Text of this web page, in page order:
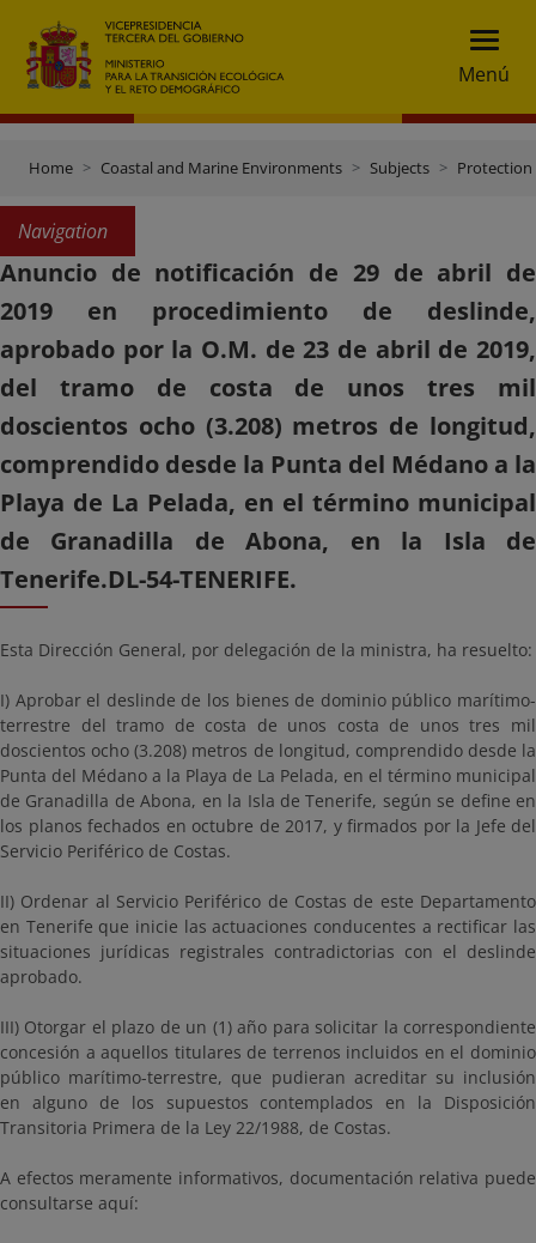
Menú
Home Coastal and Marine Environments Subjects
Navigation
Anuncio de notificación de 29 de abril de
2019 en procedimiento de deslinde,
aprobado por la O.M. de 23 de abril de 2019,
del tramo de costa de unos tres mil
doscientos ocho (3.208) metros de longitud,
comprendido desde la Punta del Médano a la
Playa de La Pelada, en el término municipal
de Granadilla de Abona, en la Isla de
Tenerife.DL-54-TENERIFE.
Esta Dirección General, por delegación de la ministra, ha resuelto:
I) Aprobar el deslinde de los bienes de dominio público marítimo-
terrestre del tramo de costa de unos costa de unos tres mil
doscientos ocho (3.208) metros de longitud, comprendido desde la
Punta del Médano a la Playa de La Pelada, en el término municipal
de Granadilla de Abona, en la Isla de Tenerife, según se define en
los planos fechados en octubre de 2017, y firmados por la Jefe del
Servicio Periférico de Costas.
II) Ordenar al Servicio Periférico de Costas de este Departamento
en Tenerife que inicie las actuaciones conducentes a rectificar las
situaciones jurídicas registrales contradictorias con el deslinde
aprobado.
III) Otorgar el plazo de un (1) año para solicitar la correspondiente
concesión a aquellos titulares de terrenos incluidos en el dominio
público marítimo-terrestre, que pudieran acreditar su inclusión
en alguno de los supuestos contemplados en la Disposición
Transitoria Primera de la Ley 22/1988, de Costas.
A efectos meramente informativos, documentación relativa puede
consultarse aquí: